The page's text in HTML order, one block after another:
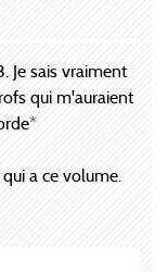
Je sais vraiment
qui m'auraient
a ce volume.